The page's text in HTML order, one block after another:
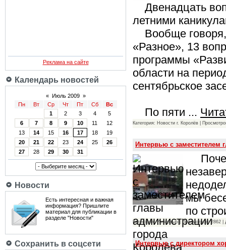
Реклама на сайте
Календарь новостей
« Июль 2009 »
Пн
Вт Ср Чт Пт Сб
Вс
1
2 3 4
5
6
7 8 9 10 11
12
13
14 15 16 17 18
19
20
21 22 23 24 25
26
27
28 29 30 31
Новости
Есть интересная и важная
информация? Пришлите
материал для публикации в
разделе "Новости"
Сохранить в соцсети
Двенадцать
летними
Вообще говоря,
«Разное», 13
программы
области на
сентябрьское
По пяти ...
Категория: Новости г. Королёв |
Интервью с заместителем
мы
по
Категория: Интервью | Просмотров: 2862
Интервью с директором